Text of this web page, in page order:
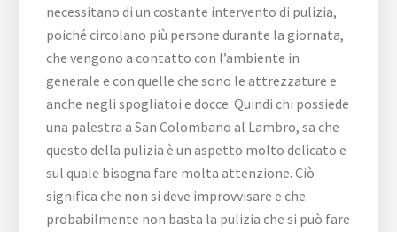
necessitano di un costante intervento di pulizia,
poiché circolano più persone durante la giornata,
che vengono a contatto con l’ambiente in
generale e con quelle che sono le attrezzature e
anche negli spogliatoi e docce. Quindi chi possiede
una palestra a San Colombano al Lambro, sa che
questo della pulizia è un aspetto molto delicato e
sul quale bisogna fare molta attenzione. Ciò
significa che non si deve improvvisare e che
probabilmente non basta la pulizia che si può fare